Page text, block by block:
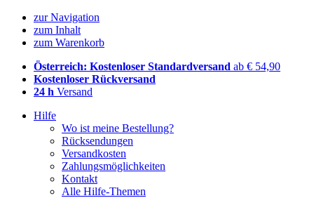
zur Navigation
zum Inhalt
zum Warenkorb
Österreich: Kostenloser Standardversand ab € 54,90
Kostenloser Rückversand
24 h Versand
Hilfe
Wo ist meine Bestellung?
Rücksendungen
Versandkosten
Zahlungsmöglichkeiten
Kontakt
Alle Hilfe-Themen